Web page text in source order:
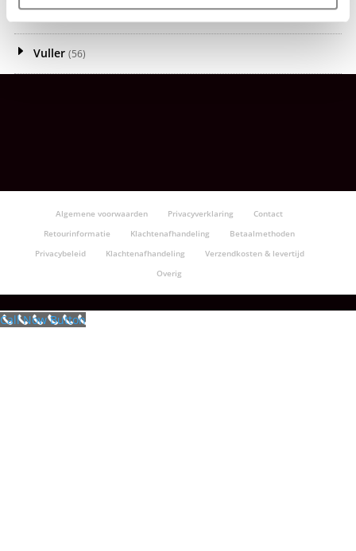
Schuurproducten (30)
Vuller (56)
Algemene voorwaarden Privacyverklaring
Contact
Retourinformatie
Klachtenafhandeling
Betaalmethoden
Privacybeleid
Klachtenafhandeling
Verzendkosten & levertijd
Overig
Call Now Button